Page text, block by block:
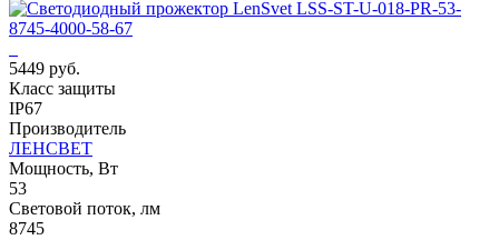
5449 руб.
Класс защиты
IP67
Производитель
ЛЕНСВЕТ
Мощность, Вт
53
Световой поток, лм
8745